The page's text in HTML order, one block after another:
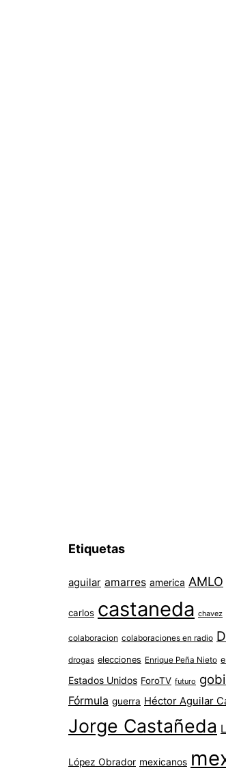
Etiquetas
aguilar amarres america AMLO
carlos castaneda chavez
colaboracion colaboraciones en radio
drogas elecciones Enrique Peña Nieto
Estados Unidos ForoTV futuro
Fórmula guerra Héctor Aguilar
Jorge Castañeda
López Obrador mexicanos